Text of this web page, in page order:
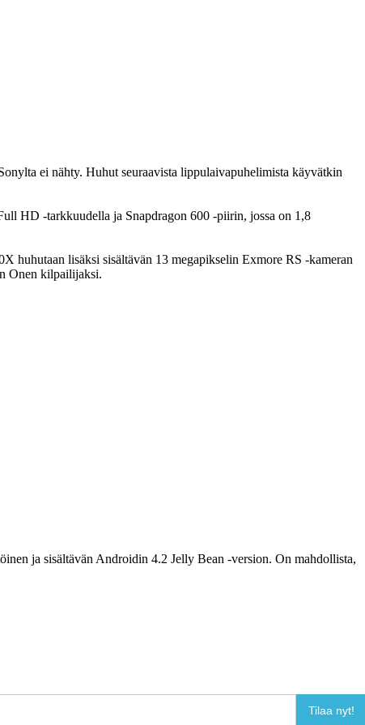
ei nähty. Huhut seuraavista lippulaivapuhelimista käyvätkin
HD -tarkkuudella ja Snapdragon 600 -piirin, jossa on 1,8
lisäksi sisältävän 13 megapikselin Exmore RS -kameran
Onen kilpailijaksi.
ja sisältävän Androidin 4.2 Jelly Bean -version. On mahdollista,
Tilaa nyt!